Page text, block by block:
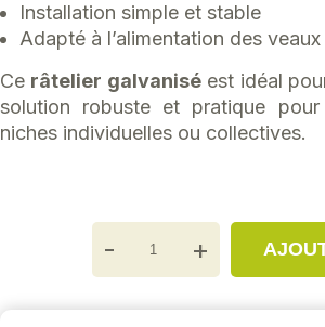
Installation simple et stable
Adapté à l’alimentation des veaux
Ce râtelier galvaniséest idéal
solution robuste et pratique pour
niches individuelles ou collectives.
- +